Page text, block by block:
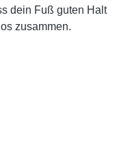
dein Fuß guten Halt
zusammen.